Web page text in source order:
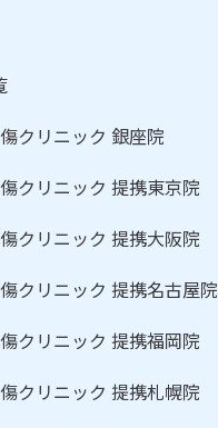
クリニック 銀座院
クリニック 提携東京院
クリニック 提携大阪院
クリニック 提携名古屋院
クリニック 提携福岡院
クリニック 提携札幌院